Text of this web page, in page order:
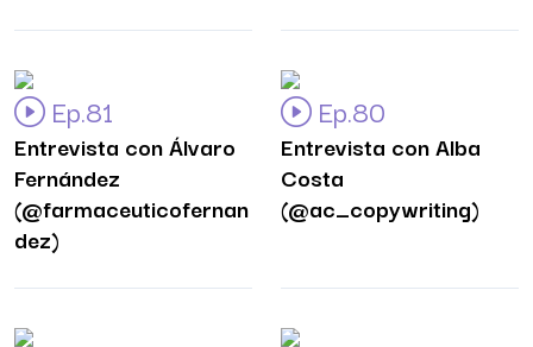
Ep.81
Entrevista con Álvaro
Fernández
(@farmaceuticofernan
dez)
Ep.80
Entrevista con Alba
Costa
(@ac_copywriting)